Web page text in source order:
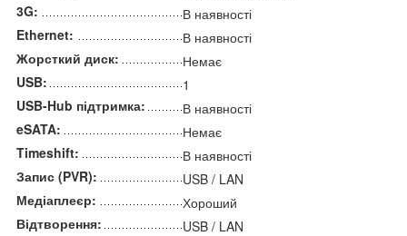
3G:
В наявності
Ethernet:
В наявності
Жорсткий диск:
Немає
USB:
1
USB-Hub підтримка:
В наявності
eSATA:
Немає
Timeshift:
В наявності
Запис (PVR):
USB / LAN
Медіаплеєр:
Хороший
Відтворення:
USB / LAN